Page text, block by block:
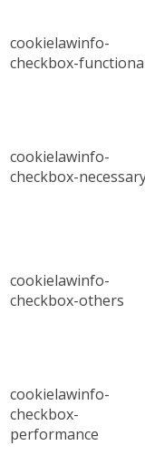
cookielawinfo-
checkbox-
cookielawinfo-
checkbox-
cookielawinfo-
checkbox-others
cookielawinfo-
checkbox-
performance